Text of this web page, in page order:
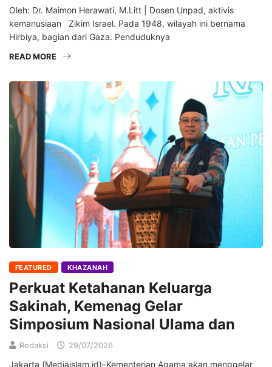
Oleh: Dr. Maimon Herawati, M.Litt | Dosen Unpad, aktivis
kemanusiaan Zikim Israel. Pada 1948, wilayah ini bernama
Hirbiya, bagian dari Gaza. Penduduknya
READ MORE
FEATURED KHAZANAH
Perkuat Ketahanan Keluarga
Sakinah, Kemenag Gelar
Simposium Nasional Ulama dan
Redaksi 29/07/2026
Jakarta (Mediaislam.id)–Kementerian Agama akan menggelar